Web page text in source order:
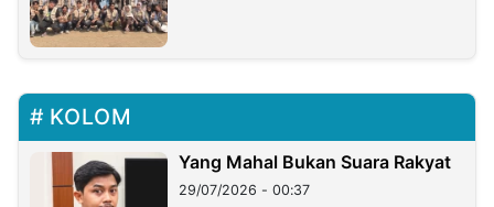
KOLOM
Yang Mahal Bukan Suara Rakyat
29/07/2026 - 00:37